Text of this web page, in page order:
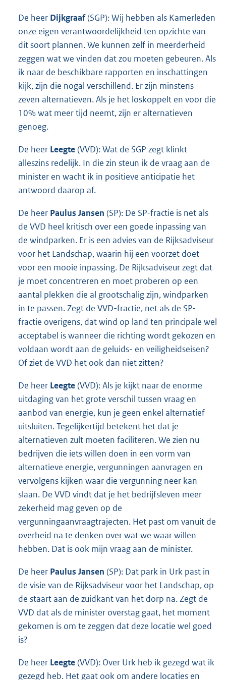
De heer Dijkgraaf(SGP): Wij hebben als Kamerleden
onze eigen verantwoordelijkheid ten opzichte van
dit soort plannen. We kunnen zelf in meerderheid
zeggen wat we vinden dat zou moeten gebeuren. Als
ik naar de beschikbare rapporten en inschattingen
kijk, zijn die nogal verschillend. Er zijn minstens
zeven alternatieven. Als je het loskoppelt en voor die
10% wat meer tijd neemt, zijn er alternatieven
genoeg.
De heer Leegte(VVD): Wat de SGP zegt klinkt
alleszins redelijk. In die zin steun ik de vraag aan de
minister en wacht ik in positieve anticipatie het
antwoord daarop af.
De heer Paulus Jansen (SP): De SP-fractie is net als
de VVD heel kritisch over een goede inpassing van
de windparken. Er is een advies van de Rijksadviseur
voor het Landschap, waarin hij een voorzet doet
voor een mooie inpassing. De Rijksadviseur zegt dat
je moet concentreren en moet proberen op een
aantal plekken die al grootschalig zijn, windparken
in te passen. Zegt de VVD-fractie, net als de SP-
fractie overigens, dat wind op land ten principale wel
acceptabel is wanneer die richting wordt gekozen en
voldaan wordt aan de geluids- en veiligheidseisen?
Of ziet de VVD het ook dan niet zitten?
De heer Leegte(VVD): Als je kijkt naar de enorme
uitdaging van het grote verschil tussen vraag en
aanbod van energie, kun je geen enkel alternatief
uitsluiten. Tegelijkertijd betekent het dat je
alternatieven zult moeten faciliteren. We zien nu
bedrijven die iets willen doen in een vorm van
alternatieve energie, vergunningen aanvragen en
vervolgens kijken waar die vergunning neer kan
slaan. De VVD vindt dat je het bedrijfsleven meer
zekerheid mag geven op de
vergunningaanvraagtrajecten. Het past om vanuit de
overheid na te denken over wat we waar willen
hebben. Dat is ook mijn vraag aan de minister.
De heer Paulus Jansen (SP): Dat park in Urk past in
de visie van de Rijksadviseur voor het Landschap, op
de staart aan de zuidkant van het dorp na. Zegt de
VVD dat als de minister overstag gaat, het moment
gekomen is om te zeggen dat deze locatie wel goed
is?
De heer Leegte(VVD): Over Urk heb ik gezegd wat ik
gezegd heb. Het gaat ook om andere locaties en